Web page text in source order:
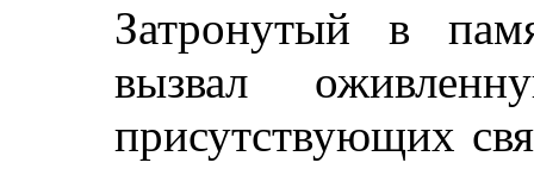
Затронутый в
вызвал
присутствующих